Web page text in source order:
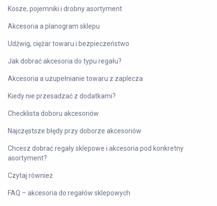
Kosze, pojemniki i drobny asortyment
Akcesoria a planogram sklepu
Udźwig, ciężar towaru i bezpieczeństwo
Jak dobrać akcesoria do typu regału?
Akcesoria a uzupełnianie towaru z zaplecza
Kiedy nie przesadzać z dodatkami?
Checklista doboru akcesoriów
Najczęstsze błędy przy doborze akcesoriów
Chcesz dobrać regały sklepowe i akcesoria pod konkretny
asortyment?
Czytaj również
FAQ – akcesoria do regałów sklepowych